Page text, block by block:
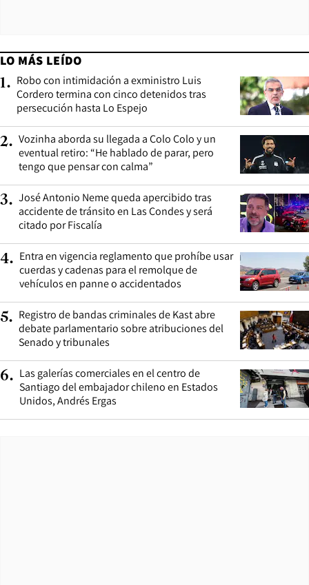
LO MÁS LEÍDO
1. Robo con intimidación a exministro Luis
Cordero termina con cinco detenidos tras
persecución hasta Lo Espejo
2. Vozinha aborda su llegada a Colo Colo y un
eventual retiro: “He hablado de parar, pero
tengo que pensar con calma”
3. José Antonio Neme queda apercibido tras
accidente de tránsito en Las Condes y será
citado por Fiscalía
4. Entra en vigencia reglamento que prohíbe usar
cuerdas y cadenas para el remolque de
vehículos en panne o accidentados
5. Registro de bandas criminales de Kast abre
debate parlamentario sobre atribuciones del
Senado y tribunales
6. Las galerías comerciales en el centro de
Santiago del embajador chileno en Estados
Unidos, Andrés Ergas